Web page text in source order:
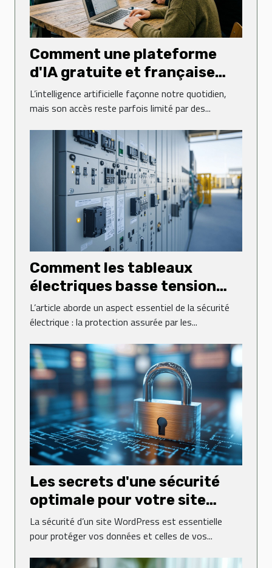
Comment une plateforme
d'IA gratuite et française
transforme-t-elle l'accès à la
technologie ?
L’intelligence artificielle façonne notre quotidien,
mais son accès reste parfois limité par des...
Comment les tableaux
électriques basse tension
sécurisent-ils vos
installations ?
L’article aborde un aspect essentiel de la sécurité
électrique : la protection assurée par les...
Les secrets d'une sécurité
optimale pour votre site
WordPress
La sécurité d’un site WordPress est essentielle
pour protéger vos données et celles de vos...